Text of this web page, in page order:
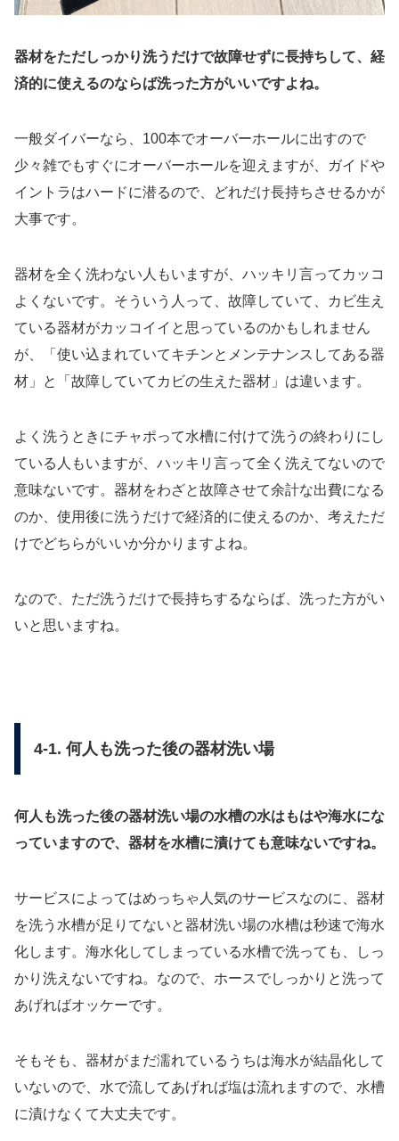
器材をただしっかり洗うだけで故障せずに長持ちして、経
済的に使えるのならば洗った方がいいですよね。
一般ダイバーなら、100本でオーバーホールに出すので
少々雑でもすぐにオーバーホールを迎えますが、ガイドや
イントラはハードに潜るので、どれだけ長持ちさせるかが
大事です。
器材を全く洗わない人もいますが、ハッキリ言ってカッコ
よくないです。そういう人って、故障していて、カビ生え
ている器材がカッコイイと思っているのかもしれません
が、「使い込まれていてキチンとメンテナンスしてある器
材」と「故障していてカビの生えた器材」は違います。
よく洗うときにチャポって水槽に付けて洗うの終わりにし
ている人もいますが、ハッキリ言って全く洗えてないので
意味ないです。器材をわざと故障させて余計な出費になる
のか、使用後に洗うだけで経済的に使えるのか、考えただ
けでどちらがいいか分かりますよね。
なので、ただ洗うだけで長持ちするならば、洗った方がい
いと思いますね。
4-1. 何人も洗った後の器材洗い場
何人も洗った後の器材洗い場の水槽の水はもはや海水にな
っていますので、器材を水槽に漬けても意味ないですね。
サービスによってはめっちゃ人気のサービスなのに、器材
を洗う水槽が足りてないと器材洗い場の水槽は秒速で海水
化します。海水化してしまっている水槽で洗っても、しっ
かり洗えないですね。なので、ホースでしっかりと洗って
あげればオッケーです。
そもそも、器材がまだ濡れているうちは海水が結晶化して
いないので、水で流してあげれば塩は流れますので、水槽
に漬けなくて大丈夫です。